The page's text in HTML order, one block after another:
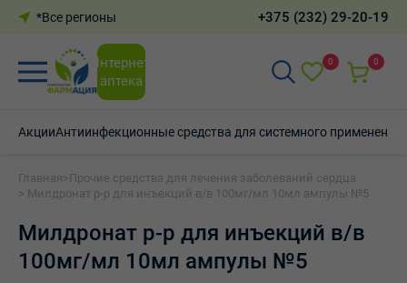
*Все регионы +375 (232) 29-20-19
Интернет-
аптека
0 0
АкцииАнтиинфекционные средства для системного применения
Главная >Прочие средства для лечения заболеваний сердца
> Милдронат р-р для инъекций в/в 100мг/мл 10мл ампулы №5
Милдронат р-р для инъекций в/в
100мг/мл 10мл ампулы №5